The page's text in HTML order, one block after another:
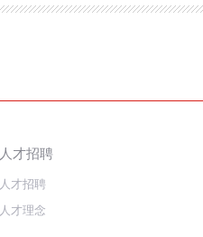
人才招聘
人才招聘
人才理念